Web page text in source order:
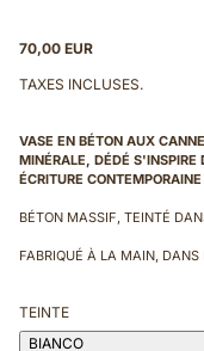
70,00 EUR
TAXES INCLUSES.
VASE EN BÉTON AUX
MINÉRALE, DÉDÉ S'INSPIRE
ÉCRITURE
BÉTON MASSIF, TEINTÉ
FABRIQUÉ À LA MAIN, DANS
TEINTE
BIANCO